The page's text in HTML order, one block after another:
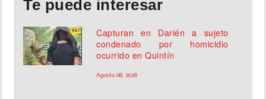
Te puede interesar
Capturan en Darién a sujeto
condenado por homicidio
ocurrido en Quintín
Agosto 08, 2026